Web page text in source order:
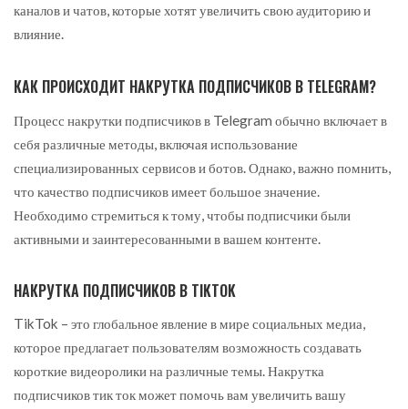
каналов и чатов, которые хотят увеличить свою аудиторию и
влияние.
КАК ПРОИСХОДИТ НАКРУТКА ПОДПИСЧИКОВ В TELEGRAM?
Процесс накрутки подписчиков в Telegram обычно включает в
себя различные методы, включая использование
специализированных сервисов и ботов. Однако, важно помнить,
что качество подписчиков имеет большое значение.
Необходимо стремиться к тому, чтобы подписчики были
активными и заинтересованными в вашем контенте.
НАКРУТКА ПОДПИСЧИКОВ В TIKTOK
TikTok – это глобальное явление в мире социальных медиа,
которое предлагает пользователям возможность создавать
короткие видеоролики на различные темы. Накрутка
подписчиков тик ток может помочь вам увеличить вашу